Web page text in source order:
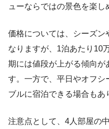
ューならではの景色を楽し
価格については、シーズ
なりますが、1泊あたり10
期には値段が上がる傾向が
す。一方で、平日やオフシ
ブルに宿泊できる場合もあ
注意点として、4人部屋の